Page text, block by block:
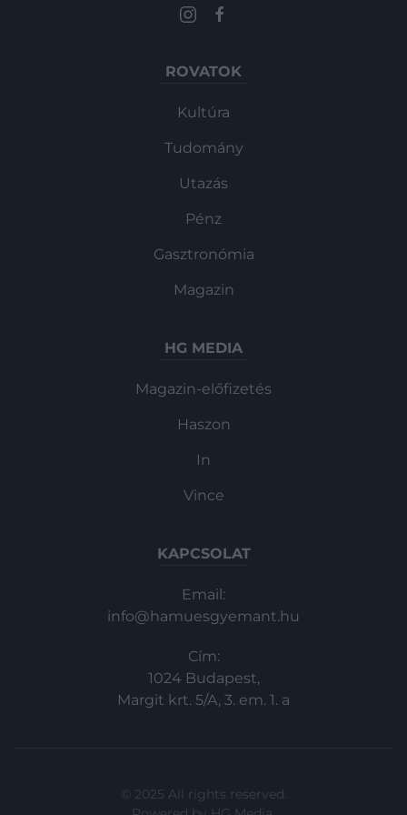
ROVATOK
Kultúra
Tudomány
Utazás
Pénz
Gasztronómia
Magazin
HG MEDIA
Magazin-előfizetés
Haszon
In
Vince
KAPCSOLAT
Email:
info@hamuesgyemant.hu
Cím:
1024 Budapest,
Margit krt. 5/A, 3. em. 1. a
© 2025 All rights reserved.